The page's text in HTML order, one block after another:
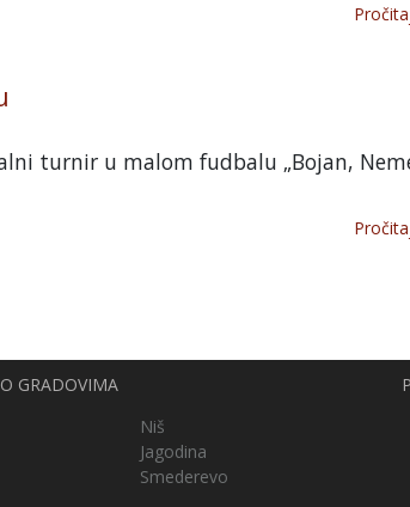
turnir u malom fudbalu „Bojan,
GRADOVIMA
Niš
Jagodina
Smederevo